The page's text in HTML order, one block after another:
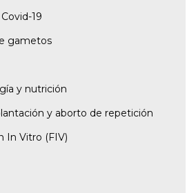
19
gametos
y nutrición
y aborto de repetición
In Vitro (FIV)